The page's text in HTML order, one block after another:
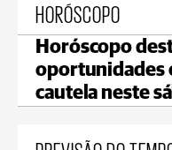
HORÓSCOPO
Horóscopo
oportunidades
cautela neste